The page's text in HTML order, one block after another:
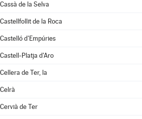
Cassà de la Selva
Castellfollit de la Roca
Castelló d'Empúries
Castell-Platja d'Aro
Cellera de Ter, la
Celrà
Cervià de Ter